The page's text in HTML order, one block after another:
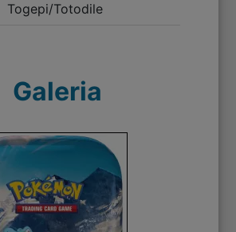
Togepi/Totodile
Galeria